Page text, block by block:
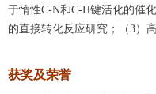
于惰性C-N和C-H键活化的催
的直接转化反应研究；（3）
获奖及荣誉